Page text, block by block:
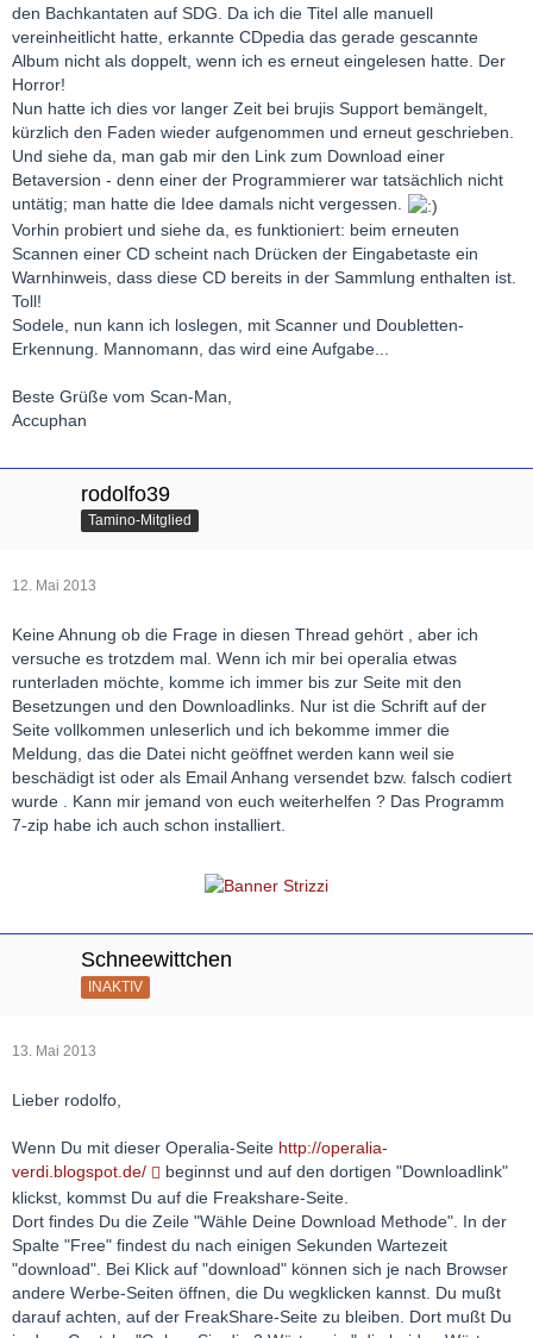
den Bachkantaten auf SDG. Da ich die Titel alle manuell
vereinheitlicht hatte, erkannte CDpedia das gerade gescannte
Album nicht als doppelt, wenn ich es erneut eingelesen hatte. Der
Horror!
Nun hatte ich dies vor langer Zeit bei brujis Support bemängelt,
kürzlich den Faden wieder aufgenommen und erneut geschrieben.
Und siehe da, man gab mir den Link zum Download einer
Betaversion - denn einer der Programmierer war tatsächlich nicht
untätig; man hatte die Idee damals nicht vergessen.
Vorhin probiert und siehe da, es funktioniert: beim erneuten
Scannen einer CD scheint nach Drücken der Eingabetaste ein
Warnhinweis, dass diese CD bereits in der Sammlung enthalten ist.
Toll!
Sodele, nun kann ich loslegen, mit Scanner und Doubletten-
Erkennung. Mannomann, das wird eine Aufgabe...
Beste Grüße vom Scan-Man,
Accuphan
rodolfo39
Tamino-Mitglied
12. Mai 2013
Keine Ahnung ob die Frage in diesen Thread gehört , aber ich
versuche es trotzdem mal. Wenn ich mir bei operalia etwas
runterladen möchte, komme ich immer bis zur Seite mit den
Besetzungen und den Downloadlinks. Nur ist die Schrift auf der
Seite vollkommen unleserlich und ich bekomme immer die
Meldung, das die Datei nicht geöffnet werden kann weil sie
beschädigt ist oder als Email Anhang versendet bzw. falsch codiert
wurde . Kann mir jemand von euch weiterhelfen ? Das Programm
7-zip habe ich auch schon installiert.
Schneewittchen
INAKTIV
13. Mai 2013
Lieber rodolfo,
Wenn Du mit dieser Operalia-Seite http://operalia-
verdi.blogspot.de/
beginnst und auf den dortigen "Downloadlink"
klickst, kommst Du auf die Freakshare-Seite.
Dort findes Du die Zeile "Wähle Deine Download Methode". In der
Spalte "Free" findest du nach einigen Sekunden Wartezeit
"download". Bei Klick auf "download" können sich je nach Browser
andere Werbe-Seiten öffnen, die Du wegklicken kannst. Du mußt
darauf achten, auf der FreakShare-Seite zu bleiben. Dort mußt Du